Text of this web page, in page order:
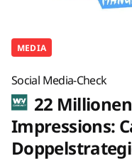
MEDIA
Social Media-Check
22
Impressions: